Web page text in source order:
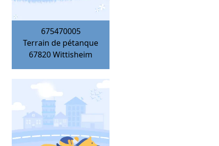
675470005
Terrain de pétanque
67820Wittisheim